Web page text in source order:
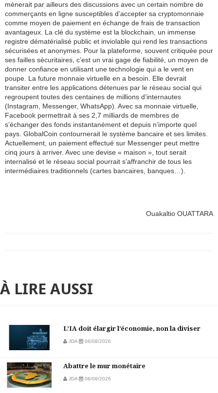
mènerait par ailleurs des discussions avec un certain nombre de
commerçants en ligne susceptibles d’accepter sa cryptomonnaie
comme moyen de paiement en échange de frais de transaction
avantageux. La clé du système est la blockchain, un immense
registre dématérialisé public et inviolable qui rend les transactions
sécurisées et anonymes. Pour la plateforme, souvent critiquée pour
ses failles sécuritaires, c’est un vrai gage de fiabilité, un moyen de
donner confiance en utilisant une technologie qui a le vent en
poupe. La future monnaie virtuelle en a besoin. Elle devrait
transiter entre les applications détenues par le réseau social qui
regroupent toutes des centaines de millions d’internautes
(Instagram, Messenger, WhatsApp). Avec sa monnaie virtuelle,
Facebook permettrait à ses 2,7 milliards de membres de
s’échanger des fonds instantanément et depuis n’importe quel
pays. GlobalCoin contournerait le système bancaire et ses limites.
Actuellement, un paiement effectué sur Messenger peut mettre
cinq jours à arriver. Avec une devise « maison », tout serait
internalisé et le réseau social pourrait s’affranchir de tous les
intermédiaires traditionnels (cartes bancaires, banques…).
Ouakaltio OUATTARA
À LIRE AUSSI
L’IA doit élargir l’économie, non la diviser
JDA 06/08/2026
Abattre le mur monétaire
JDA 06/08/2026